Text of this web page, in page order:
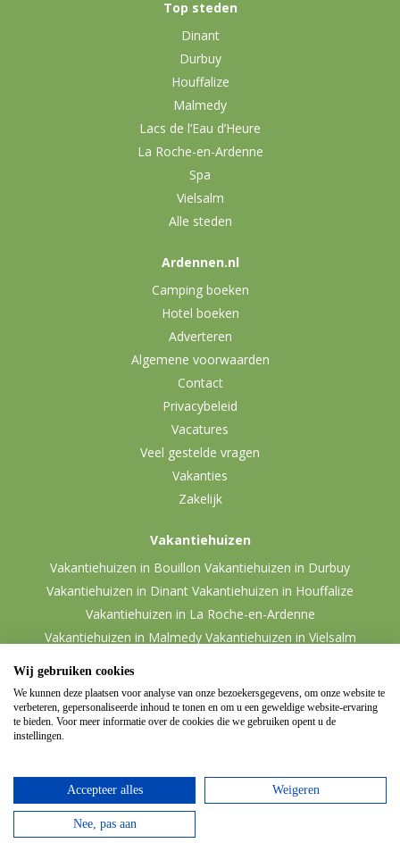
Top steden
Dinant
Durbuy
Houffalize
Malmedy
Lacs de l’Eau d’Heure
La Roche-en-Ardenne
Spa
Vielsalm
Alle steden
Ardennen.nl
Camping boeken
Hotel boeken
Adverteren
Algemene voorwaarden
Contact
Privacybeleid
Vacatures
Veel gestelde vragen
Vakanties
Zakelijk
Vakantiehuizen
Vakantiehuizen in Bouillon Vakantiehuizen in Durbuy
Vakantiehuizen in Dinant Vakantiehuizen in Houffalize
Vakantiehuizen in La Roche-en-Ardenne
Vakantiehuizen in Malmedy Vakantiehuizen in Vielsalm
© 2026 Ardennen.nl Website door
Wij gebruiken cookies
We kunnen deze plaatsen voor analyse van onze bezoekersgegevens, om onze website te
verbeteren, gepersonaliseerde inhoud te tonen en om u een geweldige website-ervaring
te bieden. Voor meer informatie over de cookies die we gebruiken opent u de
instellingen.
Accepteer alles Weigeren
Nee, pas aan